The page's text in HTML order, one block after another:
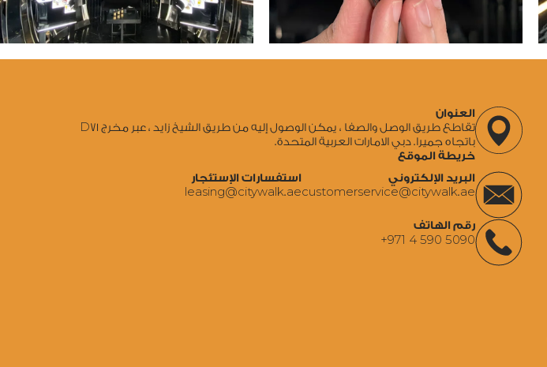
العنوان
تقاطع طريق الوصل والصفا ، يمكن الوصول إليه من طريق الشيخ زايد ، عبر مخرج D71
باتجاه جميرا. دبي الامارات العربية المتحدة.
خريطة الموقع
البريد الإلكتروني
‍customerservice@citywalk.ae
استفسارات الإستئجار
‍leasing@citywalk.ae
رقم الهاتف
+971 4 590 5090